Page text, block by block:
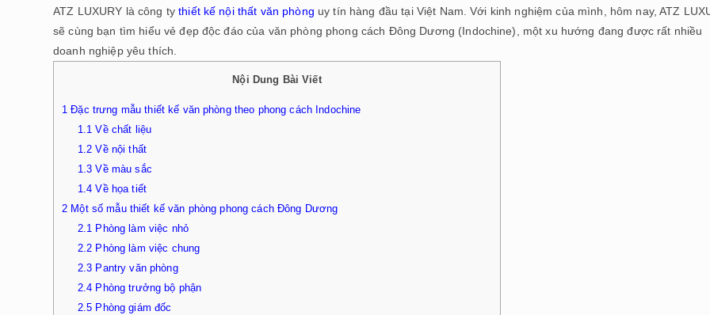
ATZ LUXURY là công tythiết kế nội thất văn phòng uy tín hàng đầu tại Việt Nam. Với kinh nghiệm của mình, hôm nay, ATZ
sẽ cùng bạn tìm hiểu vẻ đẹp độc đáo của văn phòng phong cách Đông Dương (Indochine), một xu hướng đang được rất nhiều
doanh nghiệp yêu thích.
Nội Dung Bài Viết
1 Đặc trưng mẫu thiết kế văn phòng theo phong cách Indochine
1.1 Về chất liệu
1.2 Về nội thất
1.3 Về màu sắc
1.4 Về họa tiết
2 Một số mẫu thiết kế văn phòng phong cách Đông Dương
2.1 Phòng làm việc nhỏ
2.2 Phòng làm việc chung
2.3 Pantry văn phòng
2.4 Phòng trưởng bộ phận
2.5 Phòng giám đốc